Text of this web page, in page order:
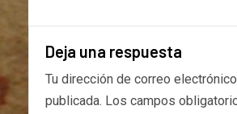
Deja una respuesta
Tu dirección de correo
publicada. Los campos